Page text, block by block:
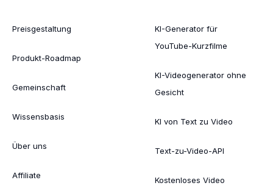
Preisgestaltung
Produkt-Roadmap
Gemeinschaft
Wissensbasis
Über uns
Affiliate
KI-Generator für
YouTube-Kurzfilme
KI-Videogenerator ohne
Gesicht
KI von Text zu Video
Text-zu-Video-API
Kostenloses Video